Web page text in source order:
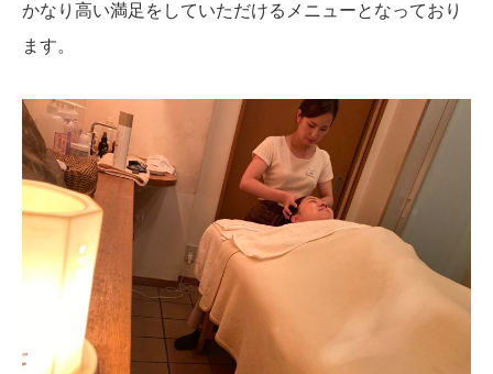
かなり高い満足をしていただけるメニューとなっており
ます。